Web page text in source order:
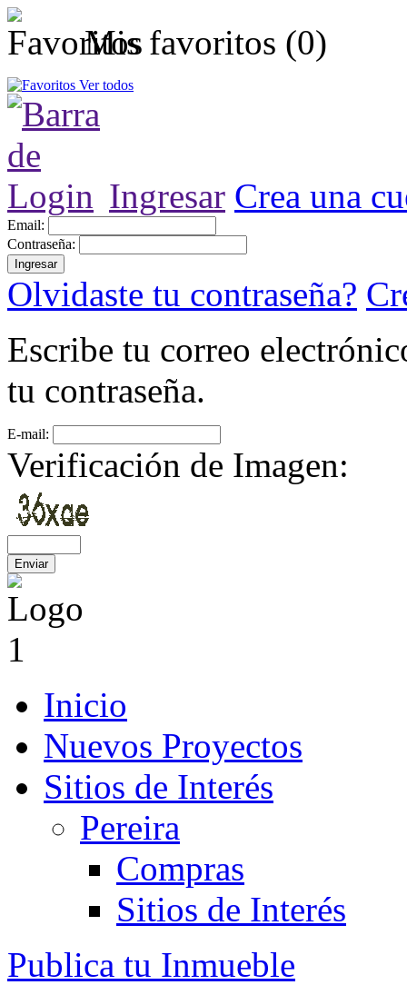
Mis favoritos (0)
Ver todos
Ingresar Crea una
Email:
Contraseña:
Olvidaste tu contraseña?
Escribe tu correo
tu contraseña.
E-mail:
Verificación de Imagen:
Inicio
Nuevos Proyectos
Sitios de Interés
Pereira
Compras
Sitios de Interés
Publica tu Inmueble